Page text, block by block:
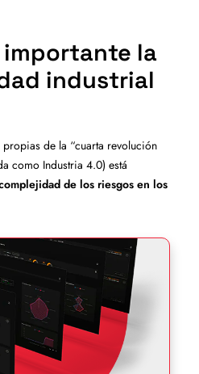
importante la
industrial
de la “cuarta revolución
como Industria 4.0) está
de los riesgos en los